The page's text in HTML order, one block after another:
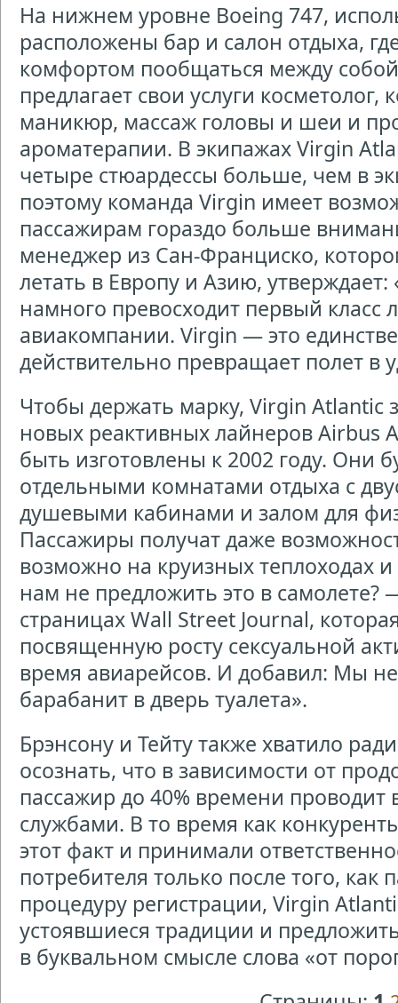
На нижнем уровне Boeing 747,
расположены бар и салон отдыха,
комфортом пообщаться между
предлагает свои услуги
маникюр, массаж головы и шеи и
ароматерапии. В экипажах Virgin
четыре стюардессы больше, чем в
поэтому команда Virgin имеет
пассажирам гораздо больше
менеджер из Сан-Франциско,
летать в Европу и Азию, утверждает:
намного превосходит первый класс
авиакомпании. Virgin — это
действительно превращает полет в
Чтобы держать марку, Virgin Atlantic
новых реактивных лайнеров Airbus
быть изготовлены к 2002 году. Они
отдельными комнатами отдыха с
душевыми кабинами и залом для
Пассажиры получат даже
возможно на круизных теплоходах
нам не предложить это в самолете?
страницах Wall Street Journal,
посвященную росту сексуальной
время авиарейсов. И добавил: Мы
барабанит в дверь туалета».
Брэнсону и Тейту также хватило
осознать, что в зависимости от
пассажир до 40% времени
службами. В то время как
этот факт и принимали
потребителя только после того,
процедуру регистрации, Virgin
устоявшиеся традиции и
в буквальном смысле слова «от